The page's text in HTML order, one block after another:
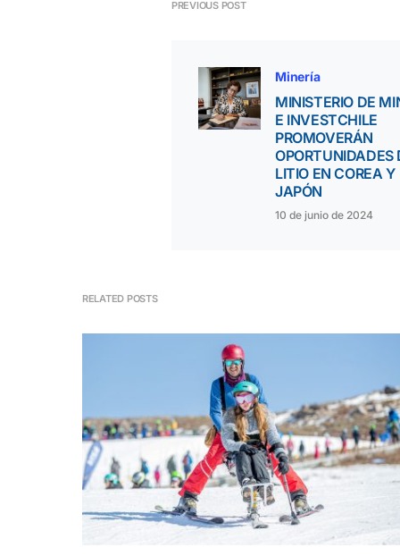
PREVIOUS POST
Minería
MINISTERIO DE
E INVESTCHILE
PROMOVERÁN
OPORTUNIDADES
LITIO EN COREA Y
JAPÓN
10 de junio de 2024
RELATED POSTS